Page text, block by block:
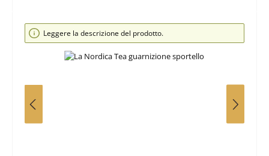
Salta la galleria di immagini
Leggere la descrizione del prodotto.